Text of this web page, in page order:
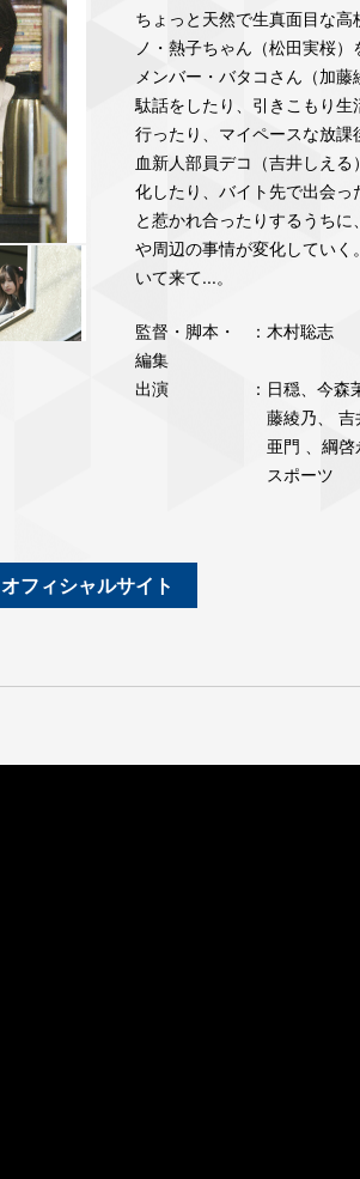
ちょっと天然で⽣真⾯⽬な
ノ・熱⼦ちゃん（松⽥実桜
メンバー・バタコさん（加
駄話をしたり、引きこもり
⾏ったり、マイペースな放
⾎新⼈部員デコ（吉井しえ
化したり、バイト先で出会っ
と惹かれ合ったりするうち
や周辺の事情が変化してい
いて来て...。
監督・脚本・
編集
：木村聡志
出演
：⽇穏、今
藤綾乃、
亜⾨ 、綱
スポーツ
オフィシャルサイト